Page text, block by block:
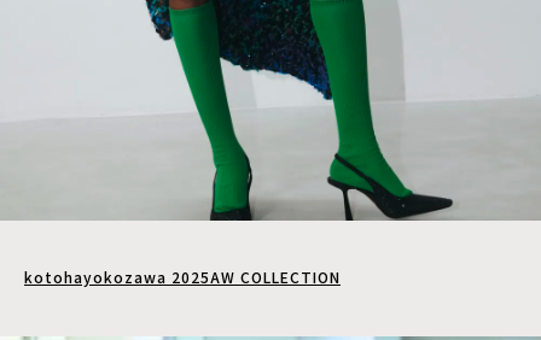
kotohayokozawa 2025AW COLLECTION